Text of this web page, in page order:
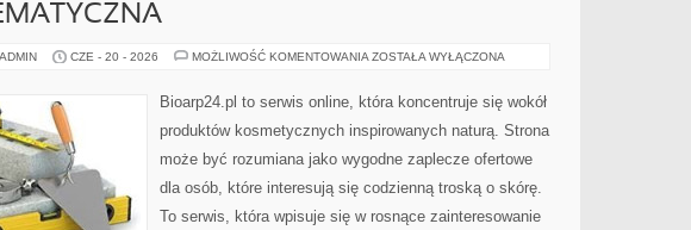
CZE - 20 - 2026 MOŻLIWOŚĆ KOMENTOWANIA DERMOKOSMETYKI
PROBLEMATYCZNA
ZOSTAŁA WYŁĄCZONA
Bioarp24.pl to serwis online, która koncentruje się wokół
produktów kosmetycznych inspirowanych naturą. Strona
może być rozumiana jako wygodne zaplecze ofertowe
dla osób, które interesują się codzienną troską o skórę.
To serwis, która wpisuje się w rosnące zainteresowanie